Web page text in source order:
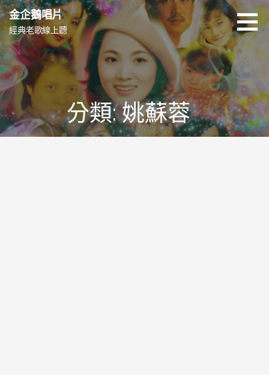
跳
至
主
要
內
容
金企鵝唱片
經典老歌線上聽
分類: 姚蘇蓉